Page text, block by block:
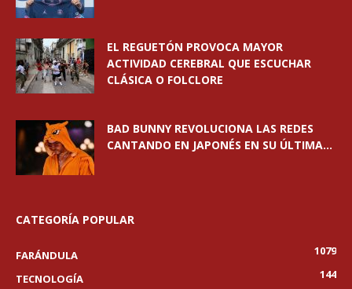
EL REGUETÓN PROVOCA MAYOR
ACTIVIDAD CEREBRAL QUE ESCUCHAR
CLÁSICA O FOLCLORE
BAD BUNNY REVOLUCIONA LAS REDES
CANTANDO EN JAPONÉS EN SU ÚLTIMA...
CATEGORÍA POPULAR
FARÁNDULA
1079
TECNOLOGÍA
144